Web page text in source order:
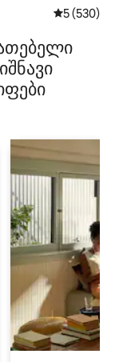
საშუალო
5 (530)